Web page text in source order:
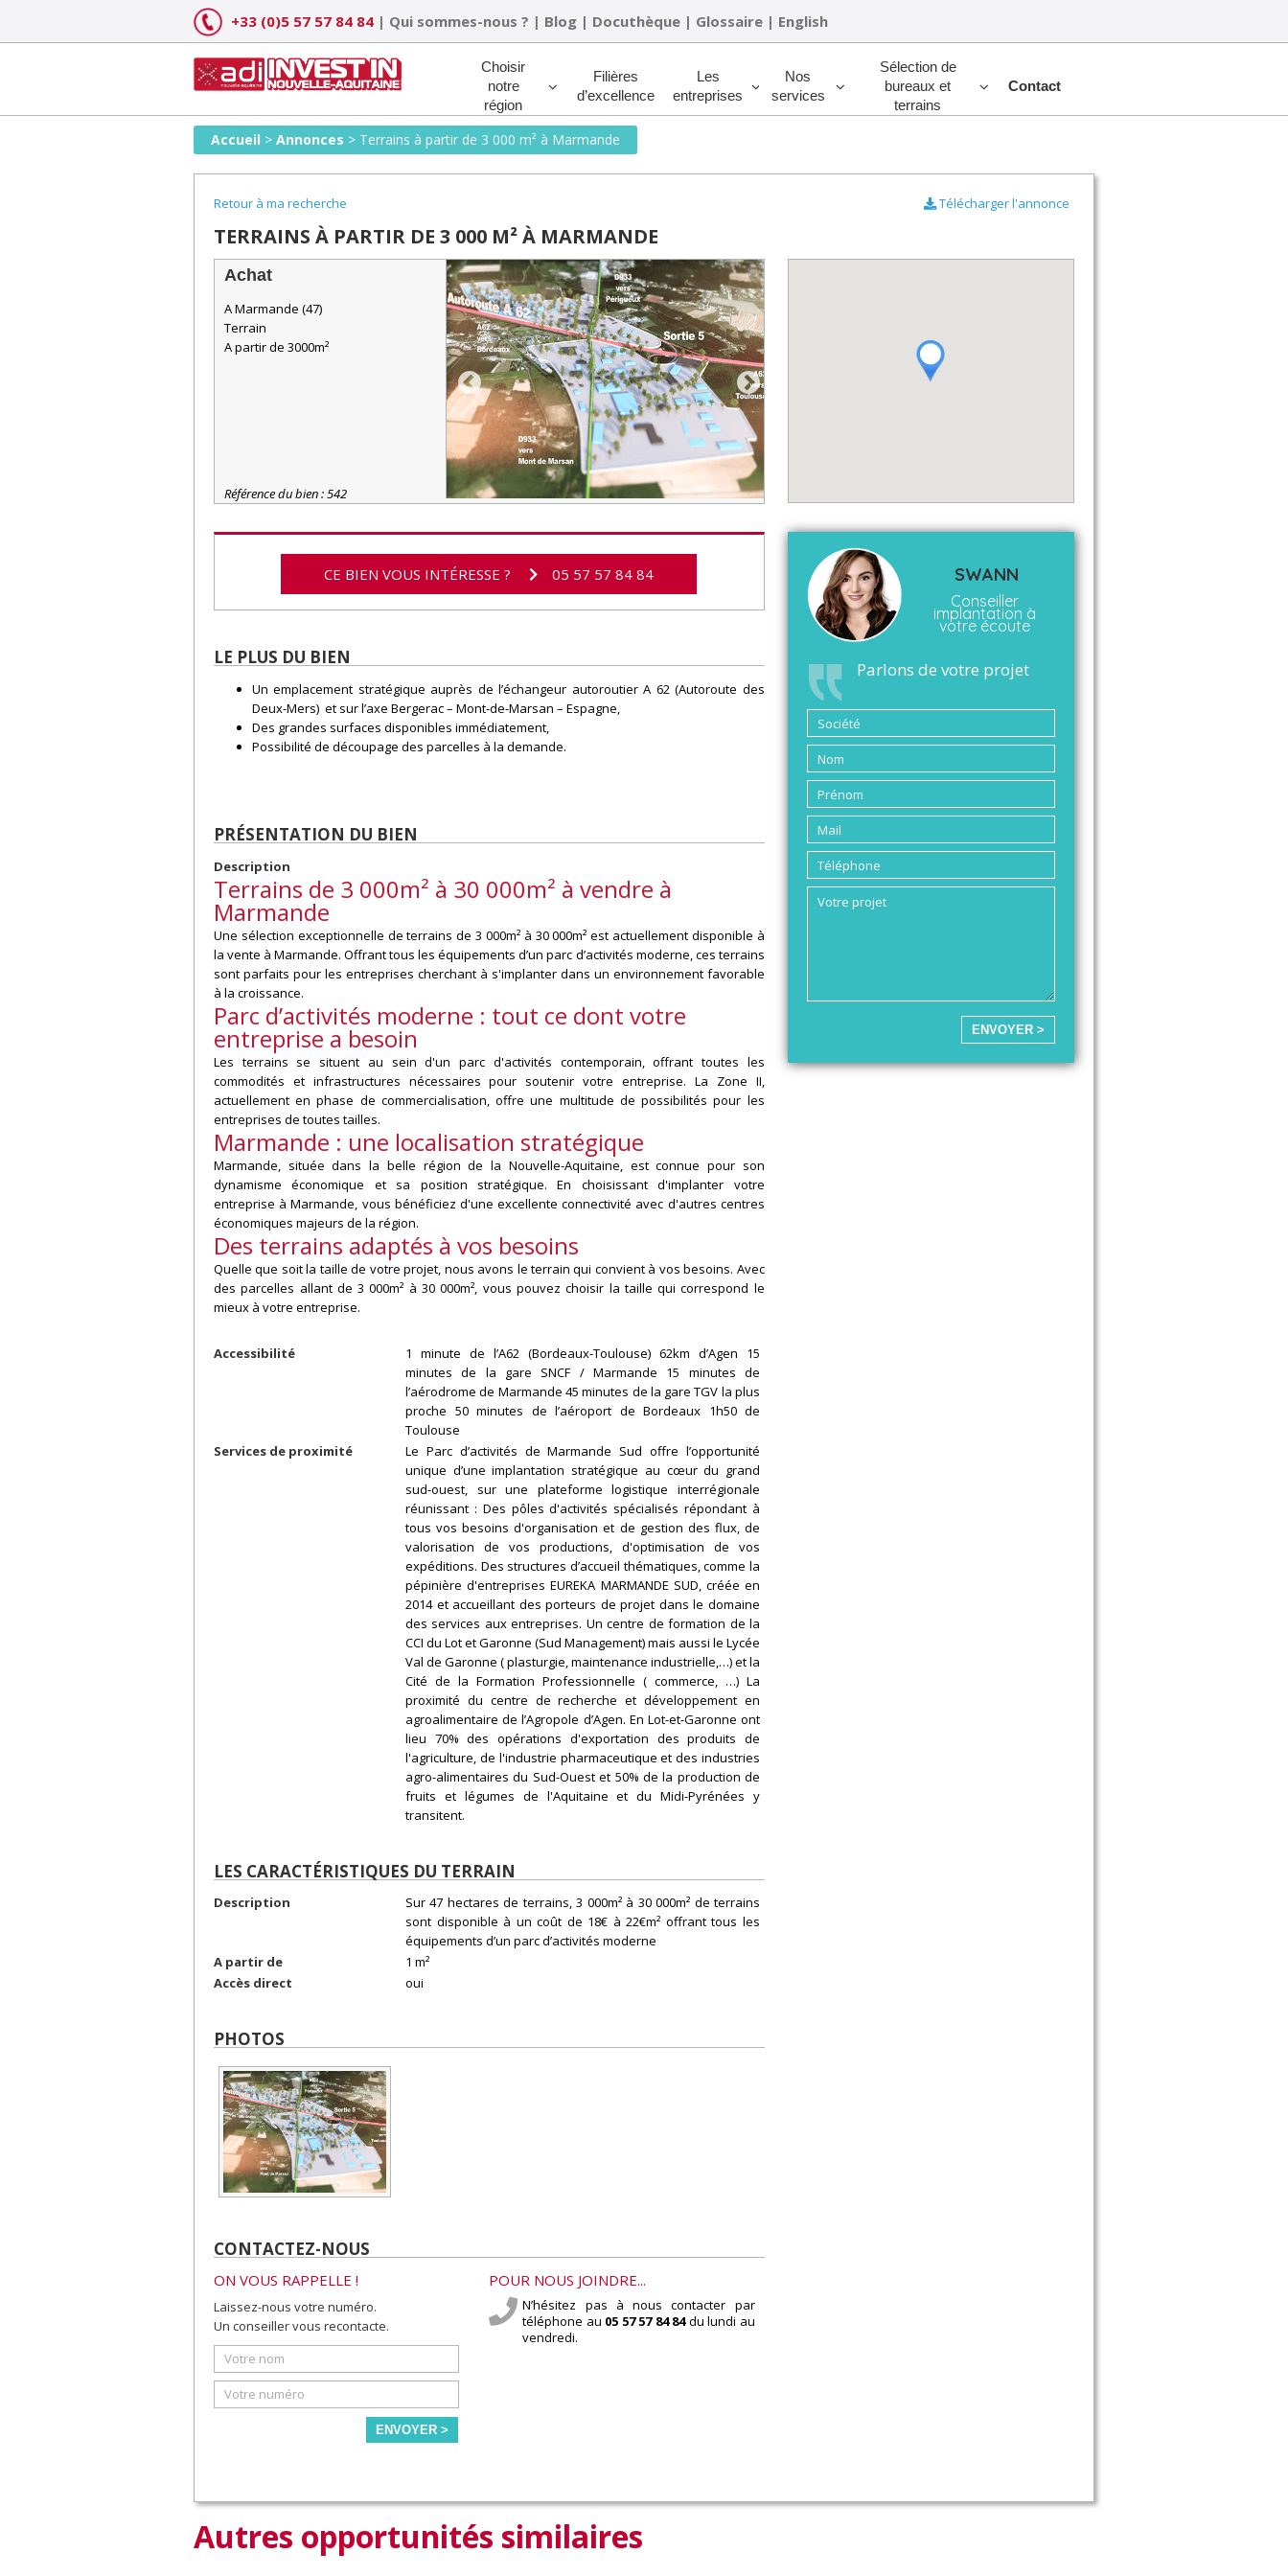
content
+33 (0)5 57 57 84 84 | Qui sommes-nous ? | Blog | Docuthèque | Glossaire | English
Rechercher
Choisir
notre
région
Filières
d’excellence
Les
entreprises
Nos
services
Sélection de
bureaux et
terrains
Contact
Accueil > Annonces > Terrains à partir de 3 000 m² à Marmande
Retour à ma recherche
TERRAINS À PARTIR DE 3 000 M² À MARMANDE
Télécharger l'annonce
Achat
A Marmande (47)
Terrain
A partir de 3000m²
Référence du bien : 542
CE BIEN VOUS INTÉRESSE ? 05 57 57 84 84
LE PLUS DU BIEN
Un emplacement stratégique auprès de l’échangeur autoroutier A 62 (Autoroute des
Deux-Mers) et sur l’axe Bergerac – Mont-de-Marsan – Espagne,
Des grandes surfaces disponibles immédiatement,
Possibilité de découpage des parcelles à la demande.
PRÉSENTATION DU BIEN
Description
Terrains de 3 000m² à 30 000m² à vendre à
Marmande
Une sélection exceptionnelle de terrains de 3 000m² à 30 000m² est actuellement disponible à
la vente à Marmande. Offrant tous les équipements d’un parc d’activités moderne, ces terrains
sont parfaits pour les entreprises cherchant à s'implanter dans un environnement favorable
à la croissance.
Parc d’activités moderne : tout ce dont votre
entreprise a besoin
Les terrains se situent au sein d'un parc d'activités contemporain, offrant toutes les
commodités et infrastructures nécessaires pour soutenir votre entreprise. La Zone II,
actuellement en phase de commercialisation, offre une multitude de possibilités pour les
entreprises de toutes tailles.
Marmande : une localisation stratégique
Marmande, située dans la belle région de la Nouvelle-Aquitaine, est connue pour son
dynamisme économique et sa position stratégique. En choisissant d'implanter votre
entreprise à Marmande, vous bénéficiez d'une excellente connectivité avec d'autres centres
économiques majeurs de la région.
Des terrains adaptés à vos besoins
Quelle que soit la taille de votre projet, nous avons le terrain qui convient à vos besoins. Avec
des parcelles allant de 3 000m² à 30 000m², vous pouvez choisir la taille qui correspond le
mieux à votre entreprise.
Accessibilité
1 minute de l’A62 (Bordeaux-Toulouse) 62km d’Agen 15
minutes de la gare SNCF / Marmande 15 minutes de
l’aérodrome de Marmande 45 minutes de la gare TGV la plus
proche 50 minutes de l’aéroport de Bordeaux 1h50 de
Toulouse
Services de proximité
Le Parc d’activités de Marmande Sud offre l’opportunité
unique d’une implantation stratégique au cœur du grand
sud-ouest, sur une plateforme logistique interrégionale
réunissant : Des pôles d'activités spécialisés répondant à
tous vos besoins d'organisation et de gestion des flux, de
valorisation de vos productions, d'optimisation de vos
expéditions. Des structures d’accueil thématiques, comme la
pépinière d'entreprises EUREKA MARMANDE SUD, créée en
2014 et accueillant des porteurs de projet dans le domaine
des services aux entreprises. Un centre de formation de la
CCI du Lot et Garonne (Sud Management) mais aussi le Lycée
Val de Garonne ( plasturgie, maintenance industrielle,…) et la
Cité de la Formation Professionnelle ( commerce, …) La
proximité du centre de recherche et développement en
agroalimentaire de l’Agropole d’Agen. En Lot-et-Garonne ont
lieu 70% des opérations d'exportation des produits de
l'agriculture, de l'industrie pharmaceutique et des industries
agro-alimentaires du Sud-Ouest et 50% de la production de
fruits et légumes de l'Aquitaine et du Midi-Pyrénées y
transitent.
LES CARACTÉRISTIQUES DU TERRAIN
Description
Sur 47 hectares de terrains, 3 000m² à 30 000m² de terrains
sont disponible à un coût de 18€ à 22€m² offrant tous les
équipements d’un parc d’activités moderne
A partir de
1 m²
Accès direct
oui
PHOTOS
CONTACTEZ-NOUS
ON VOUS RAPPELLE !
Laissez-nous votre numéro.
Un conseiller vous recontacte.
ENVOYER >
POUR NOUS JOINDRE...
N’hésitez pas à nous contacter par
téléphone au 05 57 57 84 84du lundi au
vendredi.
SWANN
Conseiller
implantation à
votre écoute
Parlons de votre projet
ENVOYER >
Autres opportunités similaires